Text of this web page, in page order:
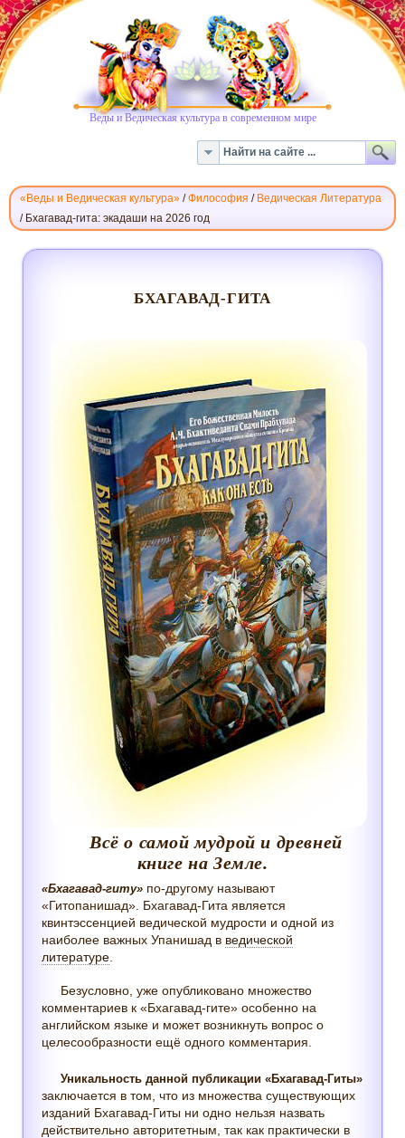
Веды и Ведическая культура в современном мире
«Веды и Ведическая культура» /Философия / Ведическая Литература
/ Бхагавад-гита: экадаши на 2026 год
БХАГАВАД-
БХАГАВАД-ГИТА
Всё о самой мудрой и древней
книге на Земле.
«Бхагавад-гиту» по-другому называют
«Гитопанишад». Бхагавад-Гита является
квинтэссенцией ведической мудрости и одной из
наиболее важных Упанишад в ведической
литературе
Безусловно, уже опубликовано множество
комментариев к «Бхагавад-гите» особенно на
английском языке и может возникнуть вопрос о
целесообразности ещё одного комментария.
Уникальность данной публикации «Бхагавад-Гиты»
заключается в том, что из множества существующих
изданий Бхагавад-Гиты ни одно нельзя назвать
действительно авторитетным, так как практически в